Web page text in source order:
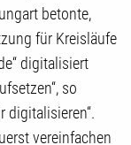
betonte,
für Kreisläufe
digitalisiert
so
digitalisieren“.
vereinfachen